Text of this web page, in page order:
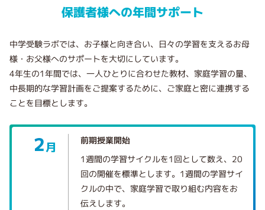
保護者様への年間サポート
中学受験ラボでは、お子様と向き合い、日々の学習を支えるお母
様・お父様へのサポートを大切にしています。
4年生の1年間では、一人ひとりに合わせた教材、家庭学習の量、
中長期的な学習計画をご提案するために、ご家庭と密に連携する
ことを目標とします。
2月 前期授業開始
1週間の学習サイクルを1回として数え、20
回の開催を標準とします。1週間の学習サイ
クルの中で、家庭学習で取り組む内容をお
伝えします。